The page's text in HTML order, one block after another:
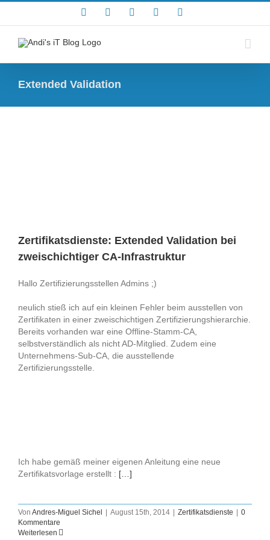
Facebook YouTube
Extended Validation
Zertifikatsdienste: Extended Validation bei
zweischichtiger CA-Infrastruktur
Hallo Zertifizierungsstellen Admins ;)
neulich stieß ich auf ein kleinen Fehler beim ausstellen von
Zertifikaten in einer zweischichtigen Zertifizierungshierarchie.
Bereits vorhanden war eine Offline-Stamm-CA,
selbstverständlich als nicht AD-Mitglied. Zudem eine
Unternehmens-Sub-CA, die ausstellende
Zertifizierungsstelle.
Ich habe gemäß meiner eigenen Anleitung eine neue
Zertifikatsvorlage erstellt : […]
Von Andres-Miguel Sichel August 15th, 2014 Zertifikatsdienste
0
Kommentare
Weiterlesen